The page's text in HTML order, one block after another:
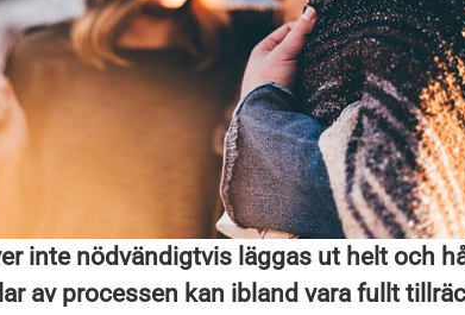
inte nödvändigtvis läggas ut helt och
av processen kan ibland vara fullt